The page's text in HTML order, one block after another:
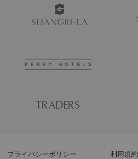
プライバシーポリシー 利用規約